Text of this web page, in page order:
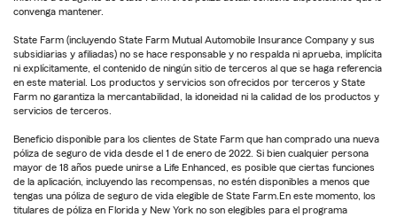
convenga mantener.
State Farm (incluyendo State Farm Mutual Automobile Insurance Company y sus
subsidiarias y afiliadas) no se hace responsable y no respalda ni aprueba, implícita
ni explícitamente, el contenido de ningún sitio de terceros al que se haga referencia
en este material. Los productos y servicios son ofrecidos por terceros y State
Farm no garantiza la mercantabilidad, la idoneidad ni la calidad de los productos y
servicios de terceros.
Beneficio disponible para los clientes de State Farm que han comprado una nueva
póliza de seguro de vida desde el 1 de enero de 2022. Si bien cualquier persona
mayor de 18 años puede unirse a Life Enhanced, es posible que ciertas funciones
de la aplicación, incluyendo las recompensas, no estén disponibles a menos que
tengas una póliza de seguro de vida elegible de State Farm.En este momento, los
titulares de póliza en Florida y New York no son elegibles para el programa